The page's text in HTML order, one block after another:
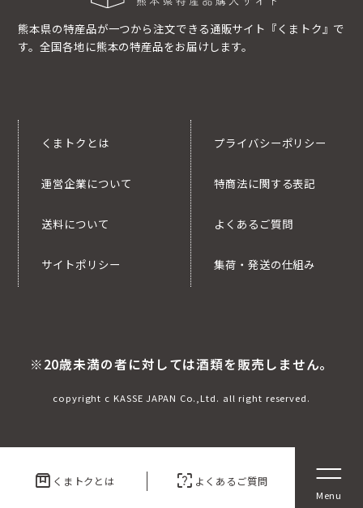
box くまトクとは indeterminate_question_box よくあるご質問
熊本県の特産品が一つから注文できる通販サイト『くまトク』で
す。全国各地に熊本の特産品をお届けします。
くまトクとは
運営企業について
送料について
サイトポリシー
プライバシーポリシー
特商法に関する表記
よくあるご質問
集荷・発送の仕組み
※20歳未満の者に対しては酒類を販売しません。
copyright c KASSE JAPAN Co.,Ltd. all right reserved.